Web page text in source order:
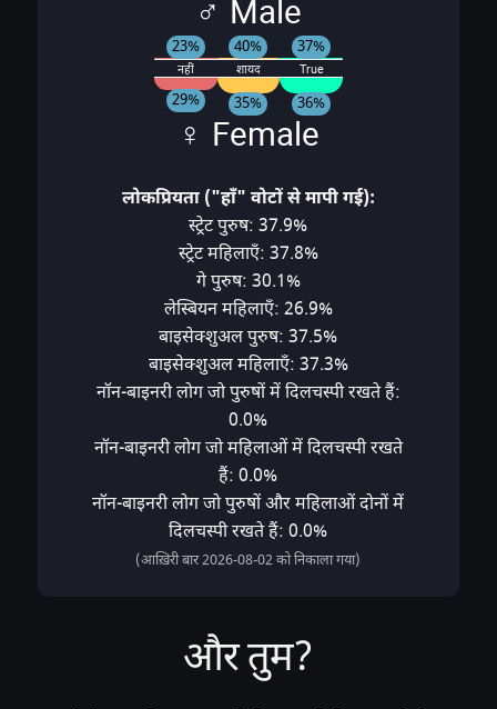
♂ Male
नहीं
23%
शायद
40%
True
37%
29% 35% 36%
♀ Female
लोकप्रियता ("हाँ" वोटों से मापी गई):
स्ट्रेट पुरुष: 37.9%
स्ट्रेट महिलाएँ: 37.8%
गे पुरुष: 30.1%
लेस्बियन महिलाएँ: 26.9%
बाइसेक्शुअल पुरुष: 37.5%
बाइसेक्शुअल महिलाएँ: 37.3%
नॉन-बाइनरी लोग जो पुरुषों में दिलचस्पी रखते हैं:
0.0%
नॉन-बाइनरी लोग जो महिलाओं में दिलचस्पी रखते
हैं: 0.0%
नॉन-बाइनरी लोग जो पुरुषों और महिलाओं दोनों में
दिलचस्पी रखते हैं: 0.0%
(आख़िरी बार 2026-08-02 को निकाला गया)
और तुम?